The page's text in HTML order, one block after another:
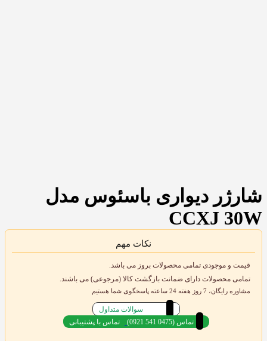
شارژر دیواری باسئوس مدل
CCXJ 30W
نکات مهم
قیمت و موجودی تمامی محصولات بروز می باشد.
تمامی محصولات دارای ضمانت بازگشت کالا (مرجوعی) می باشند.
مشاوره رایگان، 7 روز هفته 24 ساعته پاسخگوی شما هستیم
سوالات متداول
(0921 541 0475) تماس
تماس با پشتیبانی